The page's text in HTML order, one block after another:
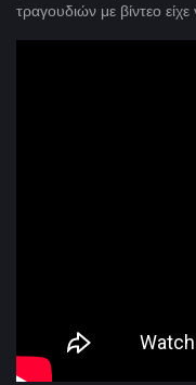
τραγουδιών με βίντεο είχε